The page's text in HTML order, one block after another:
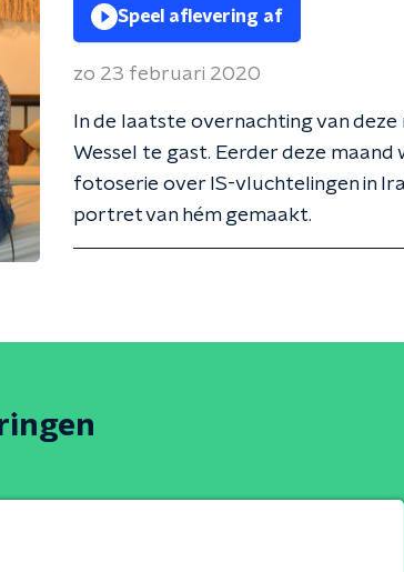
Speel aflevering af
zo 23 februari 2020
In de laatste overnachting van
Wessel te gast. Eerder deze maand
fotoserie over IS-vluchtelingen in
portret van hém gemaakt.